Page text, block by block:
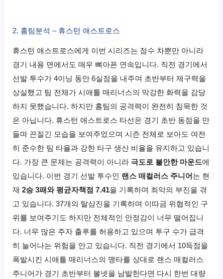
2. 홈팀분석 – 휴스턴 애스트로스
휴스턴 애스트로스에게 이번 시리즈는 점수 차뿐만 아니라
경기 내용 면에서도 매우 뼈아픈 연속입니다. 직전 경기에서
선발 투수가 4이닝 동안 6실점을 내주며 초반부터 제구력을
상실했고 팀 전체가 시애틀 매리너스의 막강한 화력을 감당
하지 못했습니다. 하지만 홈팀의 공격력이 완전히 침묵한 것
은 아닙니다. 휴스턴 애스트로스 타선은 경기 초반 동점을 만
들며 끈질긴 모습을 보여주었으며 시즌 전체로 보아도 여전
히 준수한 팀 타율과 강한 타구 생산 비율을 유지하고 있습니
다. 가장 큰 문제는 공격력이 아니라 극도로 불안한 마운드에
있습니다. 이번 경기 선발 투수인 랜스 매컬러스 주니어 는 현
재2승 3패와 평균자책점 7.41을 기록하며 최악의 부진을 겪
고 있습니다. 37개의 탈삼진을 기록하며 이따금 위협적인 구
위를 보여주기도 하지만 전체적인 안정감이 너무 떨어집니
다. 너무 많은 주자 출루를 허용하고 있으며 투구 수가 급격
히 늘어나는 위험을 안고 있습니다. 직전 경기에서 10득점을
폭발시킨 시애틀 매리너스의 맹타를 상대로 랜스 매컬러스
주니어가 경기 초반부터 볼넷을 남발한다면 다시 한번 대량